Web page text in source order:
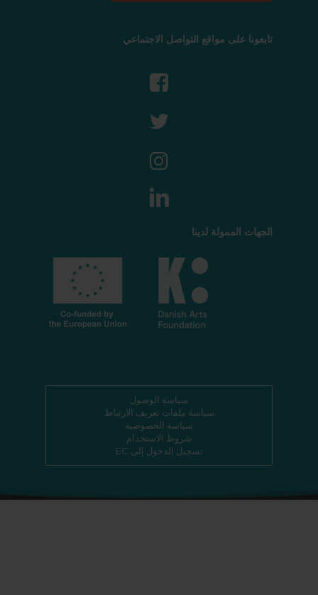
تابعونا على مواقع التواصل الاجتماعي
الجهات الممولة لدينا
سياسة الوصول
سياسة ملفات تعريف الارتباط
سياسة الخصوصية
شروط الاستخدام
تسجيل الدخول إلى EC